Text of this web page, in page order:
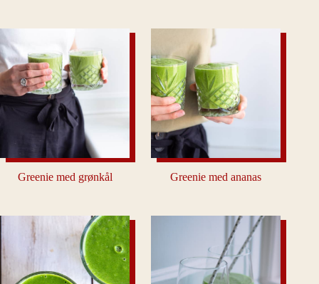
Greenie med grønkål Greenie med ananas